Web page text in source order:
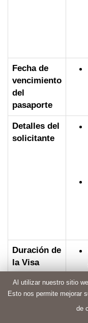
Fecha de
vencimiento
del
pasaporte
Detalles del
solicitante
Duración de
la Visa
Al utilizar nuestro sitio
Esto nos permite mejorar
de